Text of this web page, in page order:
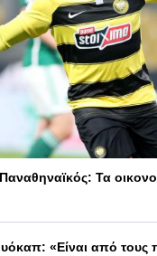
Τα
«Είναι από τους